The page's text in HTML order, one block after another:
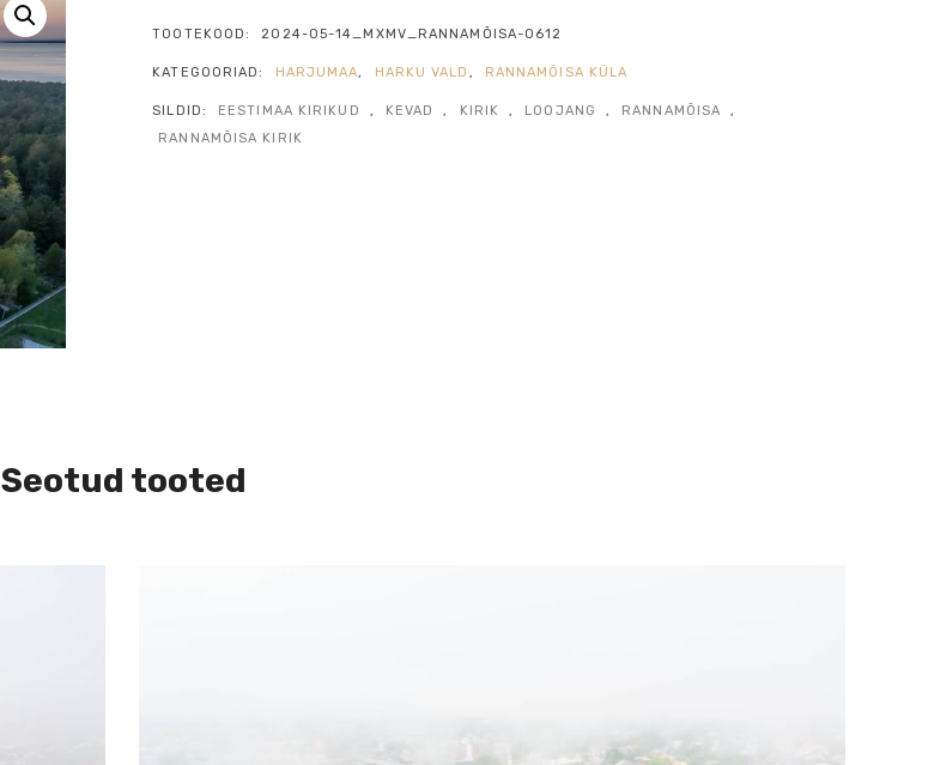
TOOTEKOOD: 2024-05-14_MXMV_RANNAMÕISA-0612
KATEGOORIAD: HARJUMAA, HARKU VALD , RANNAMÕISA KÜLA
SILDID: EESTIMAA KIRIKUD , KEVAD , KIRIK , LOOJANG , RANNAMÕISA
,
RANNAMÕISA KIRIK
Seotud tooted